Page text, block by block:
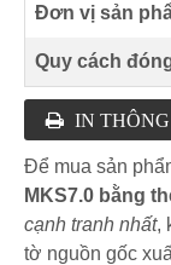
Đơn vị sản
Quy cách
IN THÔNG
Để mua sản
MKS7.0 bằng
cạnh tranh nhất,
tờ nguồn gốc